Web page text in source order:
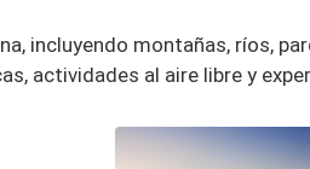
incluyendo montañas, ríos,
actividades al aire libre y